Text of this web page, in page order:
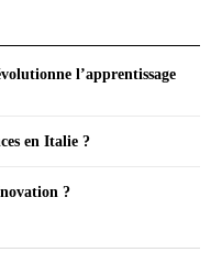
l’apprentissage
en Italie ?
?